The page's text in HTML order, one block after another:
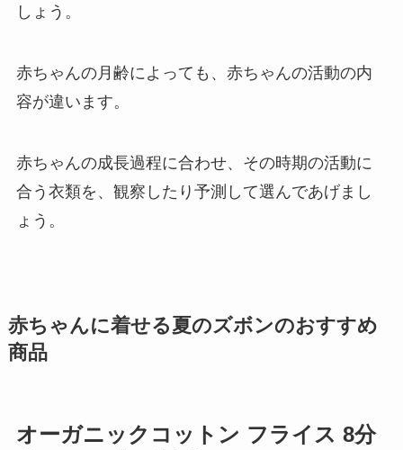
しょう。
赤ちゃんの月齢によっても、赤ちゃんの活動の内
容が違います。
赤ちゃんの成長過程に合わせ、その時期の活動に
合う衣類を、観察したり予測して選んであげまし
ょう。
赤ちゃんに着せる夏のズボンのおすすめ
商品
オーガニックコットン フライス 8分